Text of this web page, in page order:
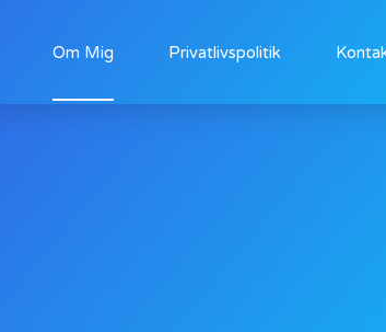
Om Mig Privatlivspolitik